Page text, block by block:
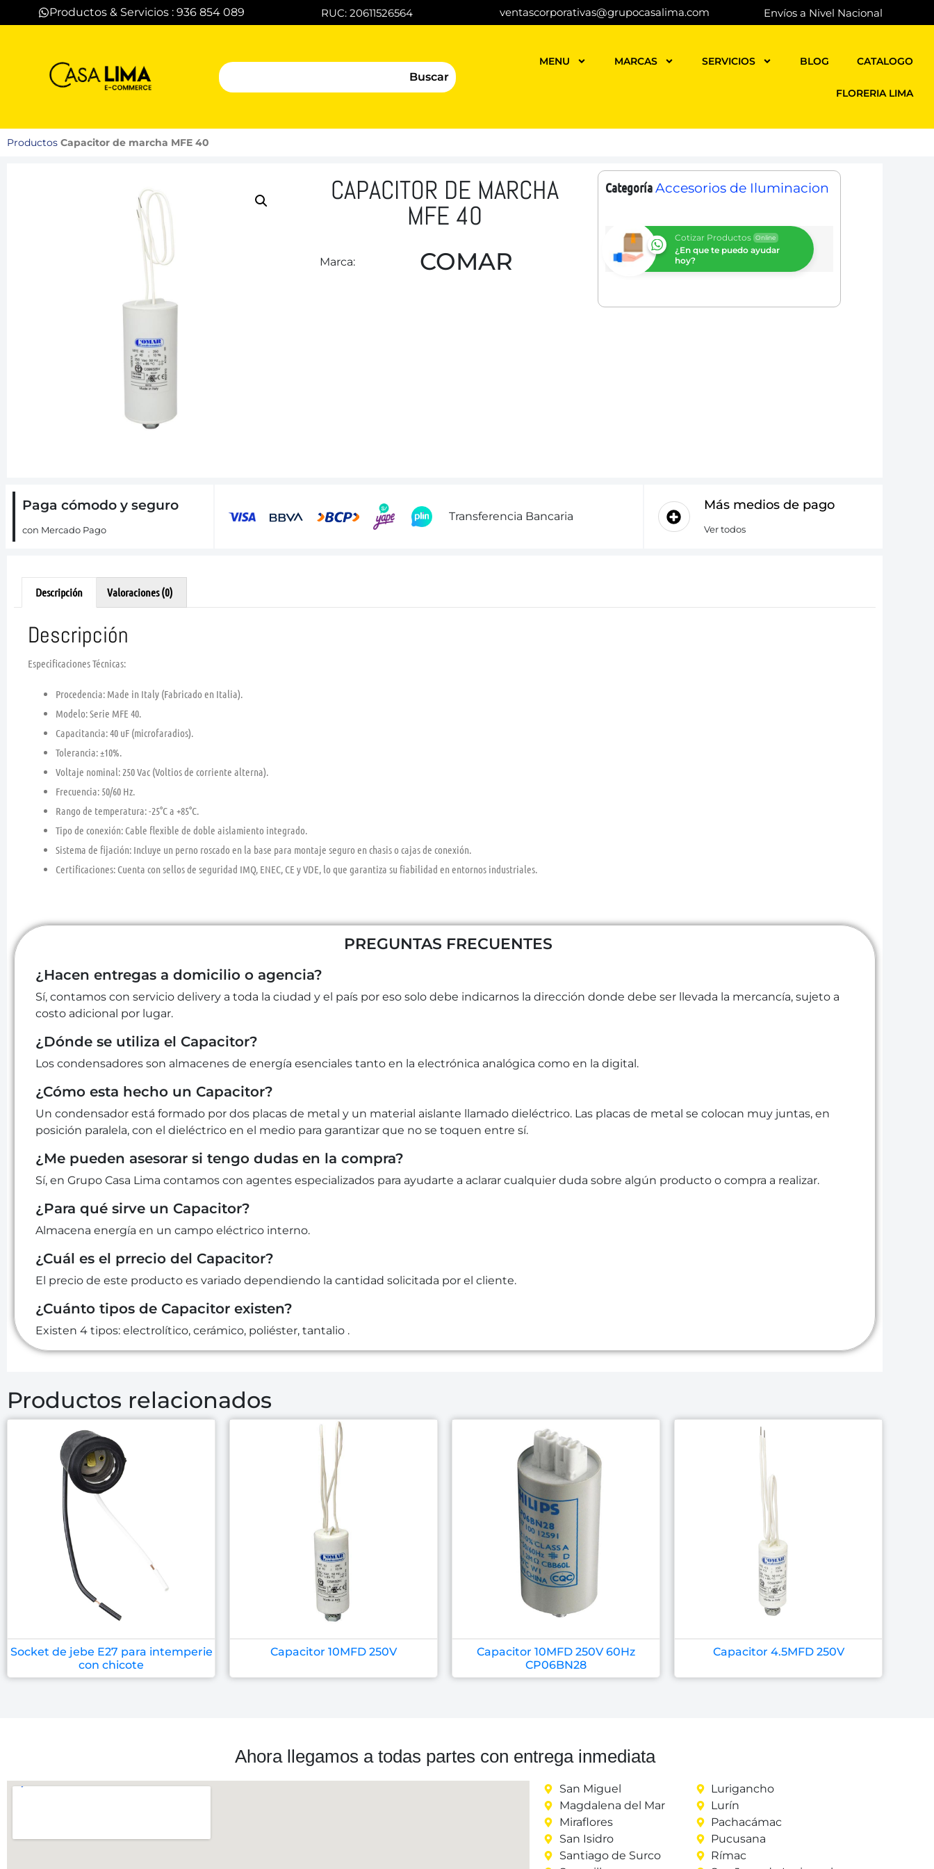
Productos & Servicios : 936 854 089 RUC: 20611526564 ventascorporativas@grupocasalima.com Envíos a Nivel Nacional
Buscar
MENU MARCAS SERVICIOS BLOG CATALOGO
FLORERIA LIMA
Productos Capacitor de marcha MFE 40
CAPACITOR DE MARCHA
MFE 40
Marca: COMAR
CategoríaAccesorios de Iluminacion
Cotizar Productos Online
¿En que te puedo ayudar
hoy?
Paga cómodo y seguro
con Mercado Pago
Transferencia Bancaria
Más medios de pago
Ver todos
Descripción Valoraciones (0)
Descripción
Especificaciones Técnicas:
Procedencia: Made in Italy (Fabricado en Italia).
Modelo:Serie MFE 40.
Capacitancia:40 uF (microfaradios).
Tolerancia:±10%.
Voltaje nominal: 250 Vac (Voltios de corriente alterna).
Frecuencia: 50/60 Hz.
Rango de temperatura:-25°C a +85°C.
Tipo de conexión: Cable flexible de doble aislamiento integrado.
Sistema de fijación: Incluye un perno roscado en la base para montaje seguro en chasis o cajas de conexión.
Certificaciones: Cuenta con sellos de seguridad IMQ, ENEC, CE y VDE, lo que garantiza su fiabilidad en entornos industriales.
PREGUNTAS FRECUENTES
¿Hacen entregas a domicilio o agencia?
Sí, contamos con servicio delivery a toda la ciudad y el país por eso solo debe indicarnos la dirección donde debe ser llevada la mercancía, sujeto a
costo adicional por lugar.
¿Dónde se utiliza el Capacitor?
Los condensadores son almacenes de energía esenciales tanto en la electrónica analógica como en la digital.
¿Cómo esta hecho un Capacitor?
Un condensador está formado por dos placas de metal y un material aislante llamado dieléctrico. Las placas de metal se colocan muy juntas, en
posición paralela, con el dieléctrico en el medio para garantizar que no se toquen entre sí.
¿Me pueden asesorar si tengo dudas en la compra?
Sí, en Grupo Casa Lima contamos con agentes especializados para ayudarte a aclarar cualquier duda sobre algún producto o compra a realizar.
¿Para qué sirve un Capacitor?
Almacena energía en un campo eléctrico interno.
¿Cuál es el prrecio del Capacitor?
El precio de este producto es variado dependiendo la cantidad solicitada por el cliente.
¿Cuánto tipos de Capacitor existen?
Existen 4 tipos: electrolítico, cerámico, poliéster, tantalio .
Productos relacionados
Socket de jebe E27 para intemperie
con chicote
Capacitor 10MFD 250V
Capacitor 10MFD 250V 60Hz
CP06BN28
Capacitor 4.5MFD 250V
Ahora llegamos a todas partes con entrega inmediata
San Miguel
Magdalena del Mar
Miraflores
San Isidro
Santiago de Surco
Lurigancho
Lurín
Pachacámac
Pucusana
Rímac